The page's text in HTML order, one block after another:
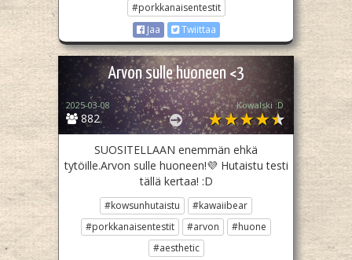
#porkkanaisentestit
Jaa
Twiittaa
Arvon sulle huoneen <3
882
2025-03-08 Kowalski :D
SUOSITELLAAN enemmän ehkä
tytöille.Arvon sulle huoneen!💜 Hutaistu testi
tällä kertaa! :D
#kowsunhutaistu
#kawaiibear
#porkkanaisentestit
#arvon
#huone
#aesthetic